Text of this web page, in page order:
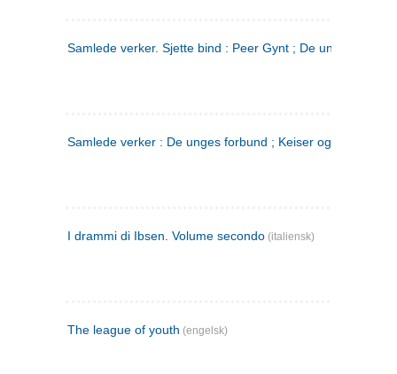
Samlede verker. Sjette bind : Peer Gynt ; De unges
Samlede verker : De unges forbund ; Keiser og Galilæer. 3
I drammi di Ibsen. Volume secondo (italiensk)
The league of youth (engelsk)